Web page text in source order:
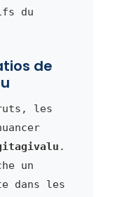
du
de
les
.
un
dans les